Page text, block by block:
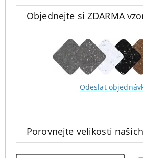
Objednejte si ZDARMA
Odeslat
Porovnejte velikosti